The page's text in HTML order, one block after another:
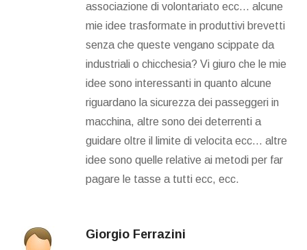
associazione di volontariato ecc... alcune
mie idee trasformate in produttivi brevetti
senza che queste vengano scippate da
industriali o chicchesia? Vi giuro che le mie
idee sono interessanti in quanto alcune
riguardano la sicurezza dei passeggeri in
macchina, altre sono dei deterrenti a
guidare oltre il limite di velocita ecc... altre
idee sono quelle relative ai metodi per far
pagare le tasse a tutti ecc, ecc.
Giorgio Ferrazini